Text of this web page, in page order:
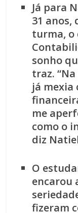
Já para
31
turma, o
sonho
traz.
já mexia
me
como o
diz
O
encarou
fizeram